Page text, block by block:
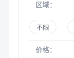
区域：
不限
价格：